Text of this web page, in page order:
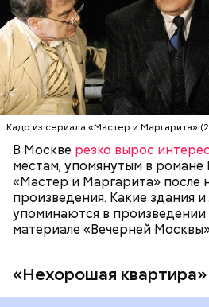
Кадр из сериала «Мастер и Маргарита»
В Москве резко вырос интерес
местам, упомянутым в романе
«Мастер и Маргарита» после
произведения. Какие здания
упоминаются в
материале «Вечерней
«Нехорошая квартира»
квартира» находится на
дом 10. В маленькой комнате
работал Михаил Булгаков три
1924-й. Он называл ее
доме», потому что в доме
перебои с электричеством,
стенкой ругались соседи.
стала прототипом
МОСКВА ПИСАТЕЛИ